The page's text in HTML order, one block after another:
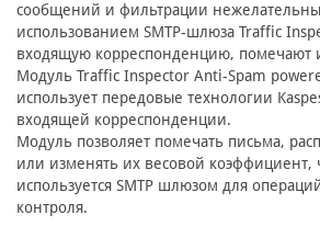
сообщений и фильтрации
использованием SMTP-шлюза Traffic
входящую корреспонденцию, помечают
Модуль Traffic Inspector Anti-Spam
использует передовые технологии
входящей корреспонденции.
Модуль позволяет помечать письма,
или изменять их весовой
используется SMTP шлюзом для
контроля.